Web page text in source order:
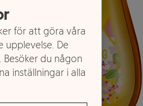
för att göra våra
De
Besöker du någon
inställningar i alla